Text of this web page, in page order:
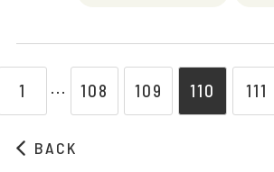
BACK
1 ⋯ 108 109 110 111